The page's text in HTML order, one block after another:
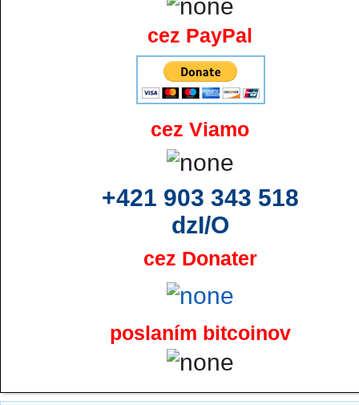
cez PayPal
cez Viamo
+421 903 343 518
dzI/O
cez Donater
poslaním bitcoinov